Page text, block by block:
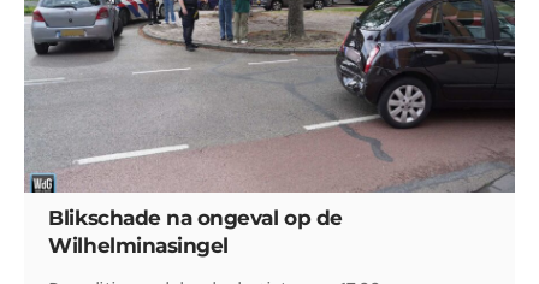
Blikschade na ongeval op de
Wilhelminasingel